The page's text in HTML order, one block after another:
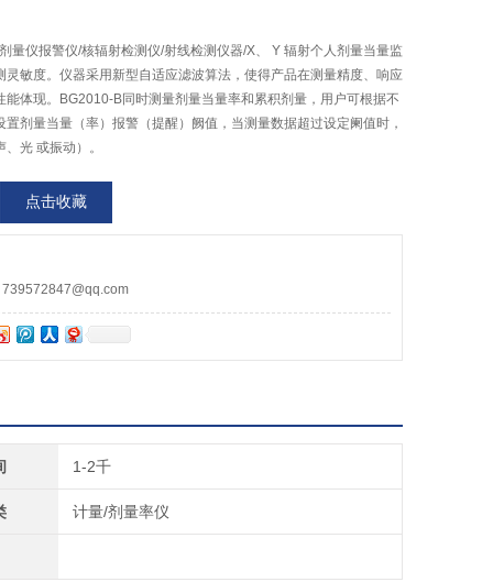
量仪报警仪/核辐射检测仪/射线检测仪器/X、 Y 辐射个人剂量当量监
灵敏度。仪器采用新型自适应滤波算法，使得产品在测量精度、响应
能体现。BG2010-B同时测量剂量当量率和累积剂量，用户可根据不
置剂量当量（率）报警（提醒）阙值，当测量数据超过设定阑值时，
光 或振动）。
点击收藏
1-2千
计量/剂量率仪